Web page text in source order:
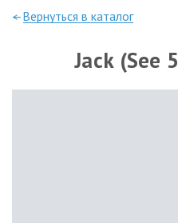
—Вернуться в каталог
Jack (See